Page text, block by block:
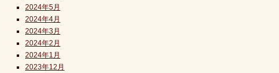
2024年5月
2024年4月
2024年3月
2024年2月
2024年1月
2023年12月